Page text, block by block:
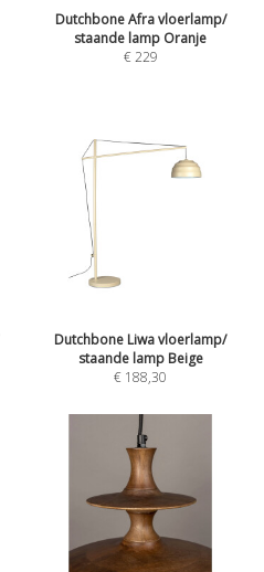
Dutchbone Afra vloerlamp/
staande lamp Oranje
€229
Dutchbone Liwa vloerlamp/
staande lamp Beige
€ 188,30